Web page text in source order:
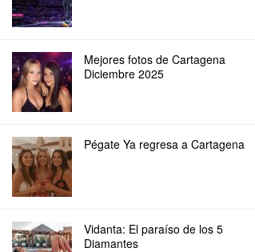
Mejores fotos de Cartagena
Diciembre 2025
Pégate Ya regresa a Cartagena
Vidanta: El paraíso de los 5
Diamantes